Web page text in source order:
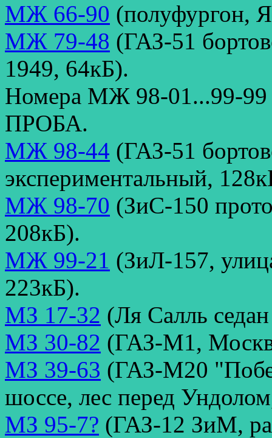
МЖ 66-90 (полуфургон,
МЖ 79-48 (ГАЗ-51
1949, 64кБ).
Номера МЖ 98-01...99-99
ПРОБА.
МЖ 98-44 (ГАЗ-51
экспериментальный,
МЖ 98-70 (ЗиС-150
208кБ).
МЖ 99-21 (ЗиЛ-157,
223кБ).
МЗ 17-32 (Ля Салль
МЗ 30-82 (ГАЗ-М1,
МЗ 39-63 (ГАЗ-М20
шоссе, лес перед
МЗ 95-7? (ГАЗ-12 ЗиМ,